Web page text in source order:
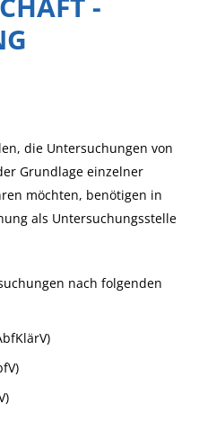
die Untersuchungen von
Grundlage einzelner
möchten, benötigen in
als Untersuchungsstelle
nach folgenden